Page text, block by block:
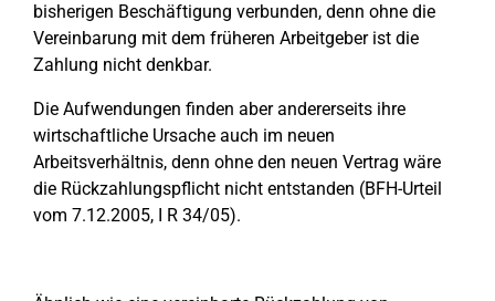
bisherigen Beschäftigung verbunden, denn ohne die
Vereinbarung mit dem früheren Arbeitgeber ist die
Zahlung nicht denkbar.
Die Aufwendungen finden aber andererseits ihre
wirtschaftliche Ursache auch im neuen
Arbeitsverhältnis, denn ohne den neuen Vertrag wäre
die Rückzahlungspflicht nicht entstanden (BFH-Urteil
vom 7.12.2005, I R 34/05).